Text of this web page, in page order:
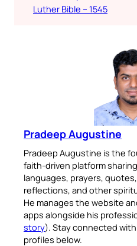
Luther Bible – 1545
Pradeep Augustine
Pradeep Augustine is the
faith-driven platform
languages, prayers,
reflections, and other
He manages the website
apps alongside his
story). Stay connected
profiles below.